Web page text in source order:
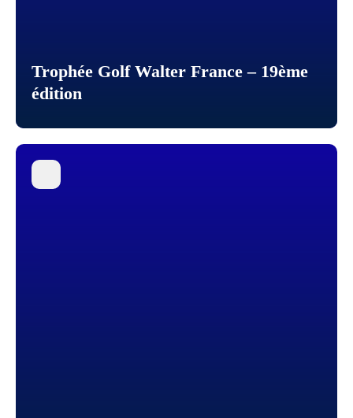
Trophée Golf Walter France – 19ème
édition